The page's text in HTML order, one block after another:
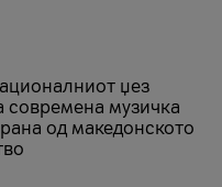
џез
современа музичка
од македонското